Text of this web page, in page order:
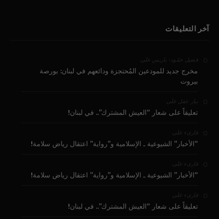
آخر التعليقات
فضيل حمّود - باريس على
مخرج جديد للمودعين المُحتجزة ودائعهم في لبنان: بورصة
بيروت
بيار عقل على
تعليقاً على شعار “العيش المشترك”.. في لبنان!
قارىء على
“الأخبار” الشيوعية ـ الإسلامية و”رواية” اعتقال رياض سلامة!
قارىء على
“الأخبار” الشيوعية ـ الإسلامية و”رواية” اعتقال رياض سلامة!
قارىء على
تعليقاً على شعار “العيش المشترك”.. في لبنان!